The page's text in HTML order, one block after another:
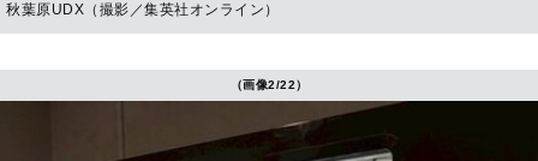
秋葉原UDX（撮影／集英社オンライン）
（画像2/22）